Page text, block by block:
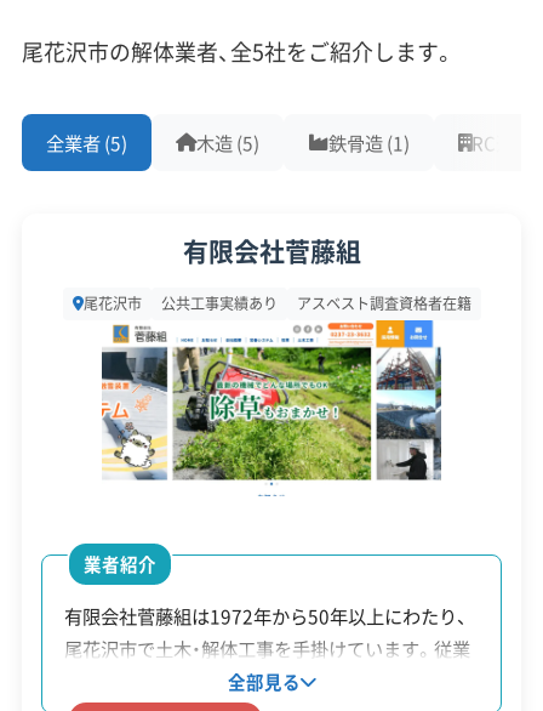
の様式を保全・復元することが原則です。そのため、
の事前協議が義務付けられており、建築確認申請と
は別に、景観を守るための特別な手続きが必要にな
共有する壁や柱を傷つけないよう慎重に進める「手
壊し解体」が主体です。重機が入れない現場も多く、
川の中に仮設の足場を組むなど特殊な工法が必要
になることもあります。加えて、日中は観光客で賑
わうため、作業時間が早朝や夜間に制限されるな
解体工事・空き家対策の補助金
アスベストレベル1,2除去 ブロック塀
土木工事
保有資格(9)
建設業許可 解体工事業登録
産業廃棄物収集運搬業許可
産業廃棄物処分業許可
石綿作業主任者
建築物石綿含有建材調査者
解体工事施工技士
1級土木施工管理技士
1級建設機械施工管理技士
安全対策・リスク管理
工事賠償責任保険 違反歴なし 表彰・受賞
現場清掃
ISO認証
電子マニフェスト 地域貢献・ボランティア
尾花沢市の解体業者、全5社をご紹介します。
全業者 (5) 木造 (5) 鉄骨造 (1) RC造 (1)
有限会社菅藤組
尾花沢市 公共工事実績あり アスベスト調査資格者在籍
業者紹介
有限会社菅藤組は1972年から50年以上にわたり、
尾花沢市で土木・解体工事を手掛けています。従業
員15名に対し、重機19台を自社で保有している点
全部見る